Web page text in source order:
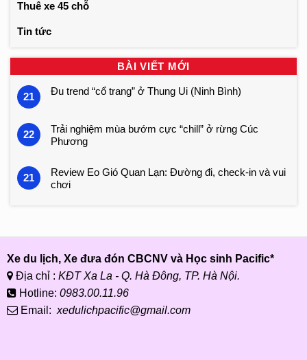
Thuê xe 45 chỗ
Tin tức
BÀI VIẾT MỚI
21 Đu trend “cổ trang” ở Thung Ui (Ninh Bình)
22
Trải nghiệm mùa bướm cực “chill” ở rừng Cúc
Phương
21
Review Eo Gió Quan Lạn: Đường đi, check-in và vui
chơi
Xe du lịch, Xe đưa đón CBCNV và Học sinh Pacific*
Địa chỉ : KĐT Xa La - Q. Hà Đông, TP. Hà Nội.
Hotline: 0983.00.11.96
Email: xedulichpacific@gmail.com